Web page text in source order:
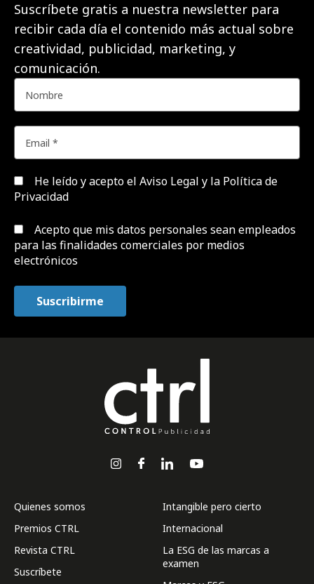
Suscríbete gratis a nuestra newsletter para
recibir cada día el contenido más actual sobre
creatividad, publicidad, marketing, y
comunicación.
He leído y acepto el Aviso Legal y la Política de
Privacidad
Acepto que mis datos personales sean empleados
para las finalidades comerciales por medios
electrónicos
Quienes somos
Premios CTRL
Revista CTRL
Suscríbete
Intangible pero cierto
Internacional
La ESG de las marcas a
examen